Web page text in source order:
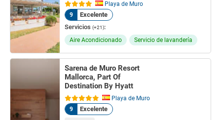
Playa de Muro
9
Excelente
Servicios (+21):
Aire Acondicionado Servicio de lavandería
Sarena de Muro Resort
Mallorca, Part Of
Destination By Hyatt
Playa de Muro
9
Excelente